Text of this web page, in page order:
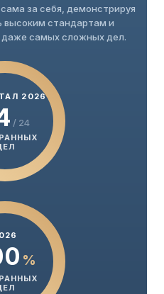
за себя, демонстрируя
высоким стандартам и
самых сложных дел.
2026
/ 24
%